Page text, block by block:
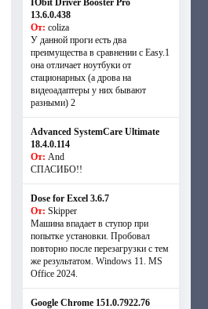
IObit Driver Booster Pro
13.6.0.438
От: coliza
У данной проги есть два
преимущества в сравнении с Easy.1
она отличает ноутбуки от
стационарных (а дрова на
видеоадаптеры у них бывают
разными) 2
Advanced SystemCare Ultimate
18.4.0.114
От: And
СПАСИБО!!
Dose for Excel 3.6.7
От: Skipper
Машина впадает в ступор при
попытке установки. Пробовал
повторно после перезагрузки с тем
же результатом. Windows 11. MS
Offiсe 2024.
Google Chrome 151.0.7922.76